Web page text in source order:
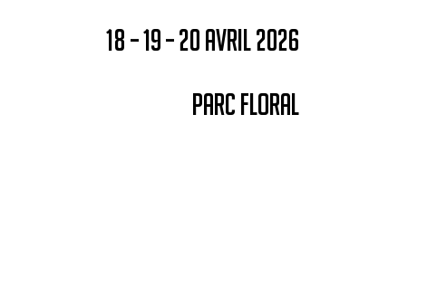
18 – 19 – 20 AVRIL 2026
PARC FLORAL